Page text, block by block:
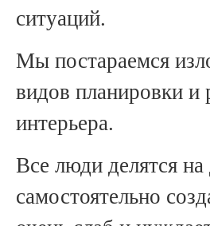
ситуаций.
Мы постараемся
видов планировки и
интерьера.
Все люди делятся
самостоятельно